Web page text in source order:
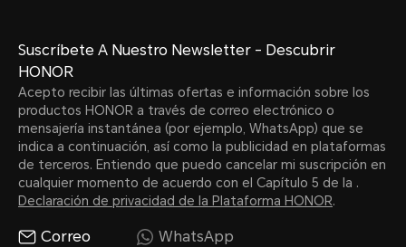
Suscríbete A Nuestro Newsletter - Descubrir
HONOR
Acepto recibir las últimas ofertas e información sobre los
productos HONOR a través de correo electrónico o
mensajería instantánea (por ejemplo, WhatsApp) que se
indica a continuación, así como la publicidad en plataformas
de terceros. Entiendo que puedo cancelar mi suscripción en
cualquier momento de acuerdo con el Capítulo 5 de la .
Declaración de privacidad de la Plataforma HONOR.
Correo WhatsApp